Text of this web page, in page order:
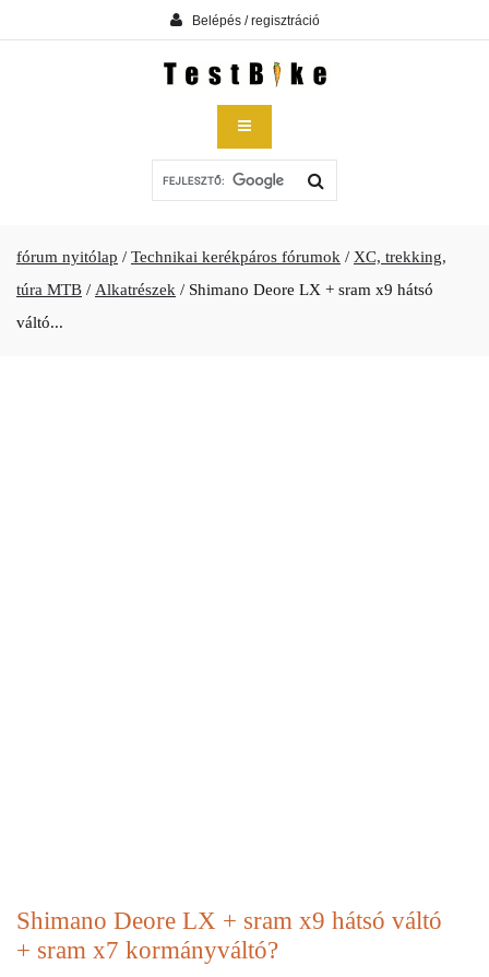
Belépés / regisztráció
fórum nyitólap / Technikai kerékpáros fórumok / XC, trekking,
túra MTB / Alkatrészek / Shimano Deore LX + sram x9 hátsó
váltó...
Shimano Deore LX + sram x9 hátsó váltó
+ sram x7 kormányváltó?